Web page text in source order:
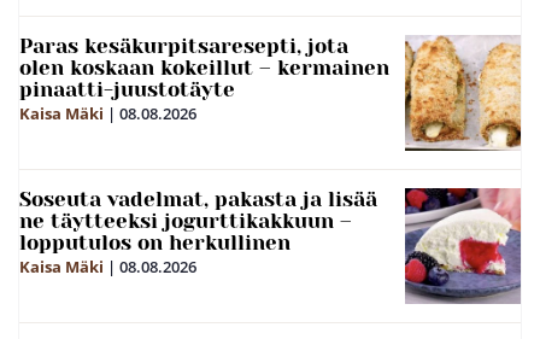
Paras kesäkurpitsaresepti, jota
olen koskaan kokeillut – kermainen
pinaatti-juustotäyte
Kaisa Mäki | 08.08.2026
Soseuta vadelmat, pakasta ja lisää
ne täytteeksi jogurttikakkuun –
lopputulos on herkullinen
Kaisa Mäki | 08.08.2026